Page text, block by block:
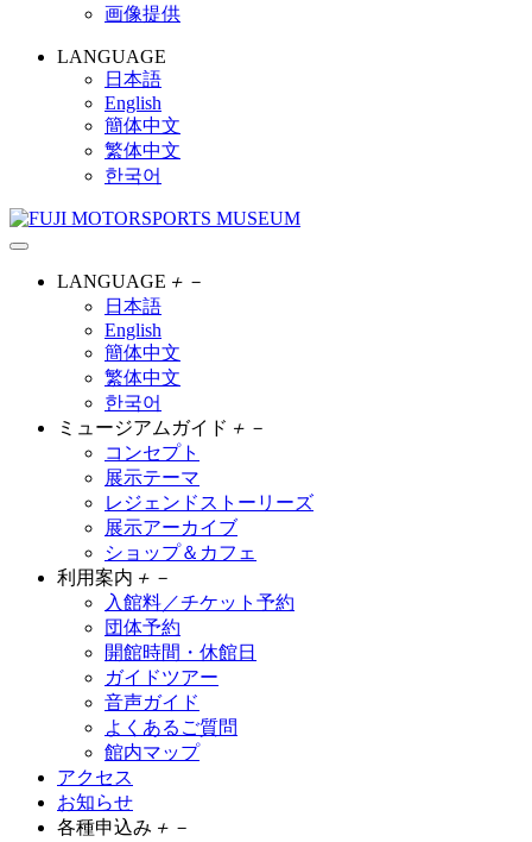
画像提供
LANGUAGE
日本語
English
簡体中文
繁体中文
한국어
LANGUAGE ＋ －
日本語
English
簡体中文
繁体中文
한국어
ミュージアムガイド ＋ －
コンセプト
展示テーマ
レジェンドストーリーズ
展示アーカイブ
ショップ＆カフェ
利用案内 ＋ －
入館料／チケット予約
団体予約
開館時間・休館日
ガイドツアー
音声ガイド
よくあるご質問
館内マップ
アクセス
お知らせ
各種申込み ＋ －